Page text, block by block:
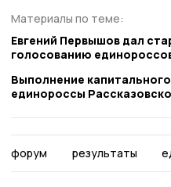
Материалы по теме:
Евгений Первышов дал
голосованию
Выполнение
единороссы
форум результаты